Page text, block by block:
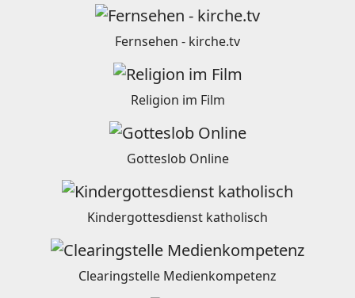
Fernsehen - kirche.tv
Religion im Film
Gotteslob Online
Kindergottesdienst katholisch
Clearingstelle Medienkompetenz